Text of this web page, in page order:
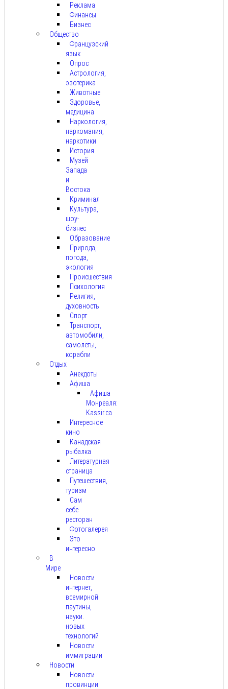
Реклама
Финансы
Бизнес
Общество
Французский
язык
Опрос
Астрология,
эзотерика
Животные
Здоровье,
медицина
Наркология,
наркомания,
наркотики
История
Музей
Запада
и
Востока
Криминал
Культура,
шоу-
бизнес
Образование
Природа,
погода,
экология
Происшествия
Психология
Религия,
духовность
Спорт
Транспорт,
автомобили,
самолёты,
корабли
Отдых
Анекдоты
Афиша
Афиша
Монреаля:
Kassir.ca
Интересное
кино
Канадская
рыбалка
Литературная
страница
Путешествия,
туризм
Сам
себе
ресторан
Фотогалерея
Это
интересно
В
Мире
Новости
интернет,
всемирной
паутины,
науки.
новых
технологий
Новости
иммиграции
Новости
Новости
провинции